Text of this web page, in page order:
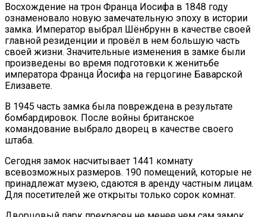
Восхождение на трон Франца Иосифа в 1848 году
ознаменовало новую замечательную эпоху в истории
замка. Император выбрал Шёнбрунн в качестве своей
главной резиденции и провёл в нем большую часть
своей жизни. Значительные изменения в замке были
произведены во время подготовки к женитьбе
императора Франца Йосифа на герцогине Баварской
Елизавете.
В 1945 часть замка была повреждена в результате
бомбардировок. После войны британское
командование выбрало дворец в качестве своего
штаба.
Сегодня замок насчитывает 1441 комнату
всевозможных размеров. 190 помещений, которые не
принадлежат музею, сдаются в аренду частным лицам.
Для посетителей же открыты только сорок комнат.